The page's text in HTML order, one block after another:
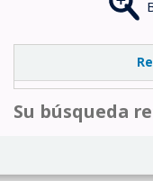
Su búsqueda